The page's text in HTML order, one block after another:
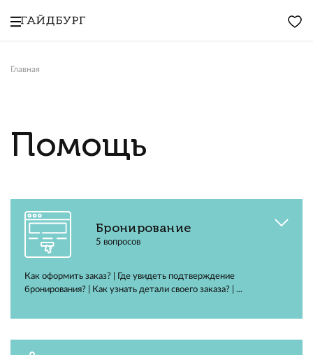
Главная
Помощь
Бронирование
5 вопросов
Как оформить заказ? | Где увидеть подтверждение
бронирования? | Как узнать детали своего заказа? | ...